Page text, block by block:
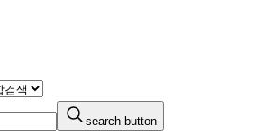
search button